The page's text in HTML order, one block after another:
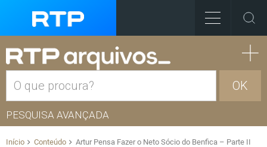
OK
PESQUISA AVANÇADA
Início Conteúdo Artur Pensa Fazer o Neto Sócio do Benfica – Parte II